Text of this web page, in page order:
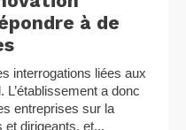
à de
interrogations liées aux
a donc
entreprises sur la
dirigeants, et...